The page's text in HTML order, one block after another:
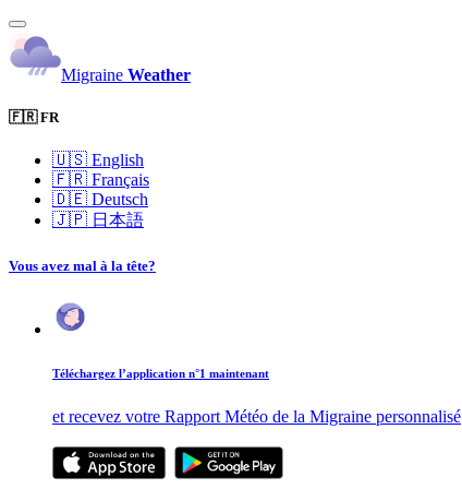
Migraine Weather
🇫🇷 FR
🇺🇸 English
🇫🇷 Français
🇩🇪 Deutsch
🇯🇵 日本語
Vous avez mal à la tête?
Téléchargez l’application n°1 maintenant
et recevez votre Rapport Météo de la Migraine personnalisé